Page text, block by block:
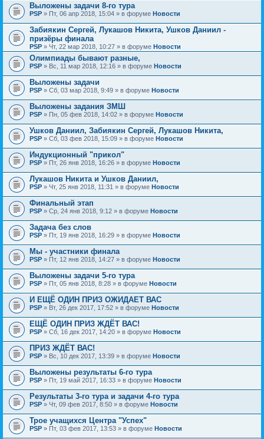
Выложены задачи 8-го тура
PSP » Пт, 06 апр 2018, 15:04 » в форуме Новости
Забиякин Сергей, Лукашов Никита, Ушков Даниил -
призёры финала
PSP » Чт, 22 мар 2018, 10:27 » в форуме Новости
Олимпиады бывают разные,
PSP » Вс, 11 мар 2018, 12:16 » в форуме Новости
Выложены задачи
PSP » Сб, 03 мар 2018, 9:49 » в форуме Новости
Выложены задания ЗМШ
PSP » Пн, 05 фев 2018, 14:02 » в форуме Новости
Ушков Даниил, Забиякин Сергей, Лукашов Никита,
PSP » Сб, 03 фев 2018, 15:09 » в форуме Новости
Индукционный "прикол"
PSP » Пт, 26 янв 2018, 16:26 » в форуме Новости
Лукашов Никита и Ушков Даниил,
PSP » Чт, 25 янв 2018, 11:31 » в форуме Новости
Финальный этап
PSP » Ср, 24 янв 2018, 9:12 » в форуме Новости
Задача без слов
PSP » Пт, 19 янв 2018, 16:29 » в форуме Новости
Мы - участники финала
PSP » Пт, 12 янв 2018, 14:27 » в форуме Новости
Выложены задачи 5-го тура
PSP » Пт, 05 янв 2018, 8:28 » в форуме Новости
И ЕЩЁ ОДИН ПРИЗ ОЖИДАЕТ ВАС
PSP » Вт, 26 дек 2017, 17:52 » в форуме Новости
ЕЩЁ ОДИН ПРИЗ ЖДЁТ ВАС!
PSP » Сб, 16 дек 2017, 14:20 » в форуме Новости
ПРИЗ ЖДЁТ ВАС!
PSP » Вс, 10 дек 2017, 13:39 » в форуме Новости
Выложены результаты 6-го тура
PSP » Пт, 19 май 2017, 16:33 » в форуме Новости
Результаты 3-го тура и задачи 4-го тура
PSP » Чт, 09 фев 2017, 8:50 » в форуме Новости
Трое учащихся Центра "Успех"
PSP » Пт, 03 фев 2017, 13:53 » в форуме Новости